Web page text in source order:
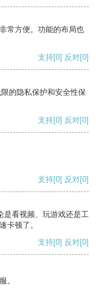
常方便。功能的布局也
支持[0] 反对[0]
的隐私保护和安全性保
支持[0] 反对[0]
支持[0] 反对[0]
是看视频、玩游戏还是工
卡顿了。
支持[0] 反对[0]
。